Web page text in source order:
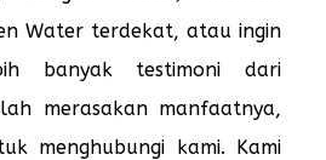
Water terdekat, atau ingin
banyak testimoni dari
merasakan manfaatnya,
menghubungi kami. Kami